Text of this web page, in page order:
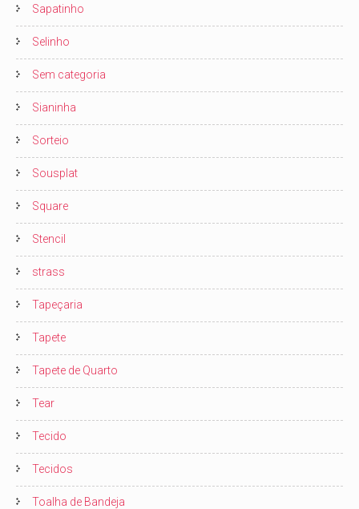
Sapatinho
Selinho
Sem categoria
Sianinha
Sorteio
Sousplat
Square
Stencil
strass
Tapeçaria
Tapete
Tapete de Quarto
Tear
Tecido
Tecidos
Toalha de Bandeja